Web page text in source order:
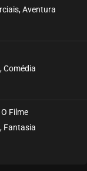
Aventura
Comédia
Filme
Fantasia